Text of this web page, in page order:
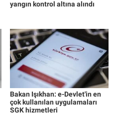
yangın kontrol altına alındı
Bakan Işıkhan: e-Devlet'in en
çok kullanılan uygulamaları
SGK hizmetleri